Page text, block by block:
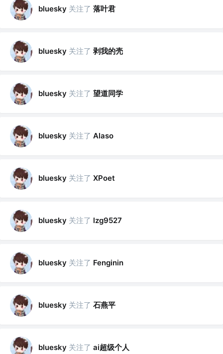
bluesky 关注了 落叶君
bluesky 关注了 剥我的壳
bluesky 关注了 望道同学
bluesky 关注了 Alaso
bluesky 关注了 XPoet
bluesky 关注了 lzg9527
bluesky 关注了 Fenginin
bluesky 关注了 石燕平
bluesky 关注了 ai超级个人